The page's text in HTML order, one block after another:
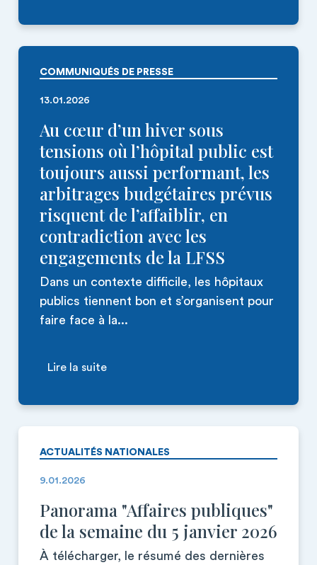
COMMUNIQUÉS DE PRESSE
13.01.2026
Au cœur d’un hiver sous
tensions où l’hôpital public est
toujours aussi performant, les
arbitrages budgétaires prévus
risquent de l’affaiblir, en
contradiction avec les
engagements de la LFSS
Dans un contexte difficile, les hôpitaux
publics tiennent bon et s’organisent pour
faire face à la...
Lire la suite
ACTUALITÉS NATIONALES
9.01.2026
Panorama "Affaires publiques"
de la semaine du 5 janvier 2026
À télécharger, le résumé des dernières